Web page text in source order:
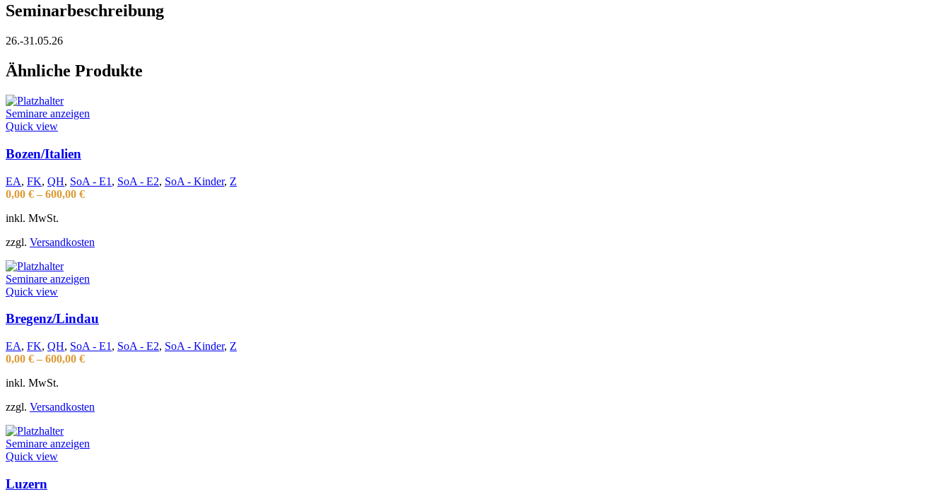
Seminarbeschreibung
26.-31.05.26
Ähnliche Produkte
Seminare anzeigen
Quick view
Bozen/Italien
EA, FK, QH, SoA - E1 , SoA - E2, SoA - Kinder, Z
0,00 € – 600,00 €
inkl. MwSt.
zzgl. Versandkosten
Seminare anzeigen
Quick view
Bregenz/Lindau
EA, FK, QH, SoA - E1 , SoA - E2, SoA - Kinder, Z
0,00 € – 600,00 €
inkl. MwSt.
zzgl. Versandkosten
Seminare anzeigen
Quick view
Luzern